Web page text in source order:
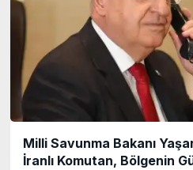
Milli Savunma Bakanı
İranlı Komutan, Bölgenin